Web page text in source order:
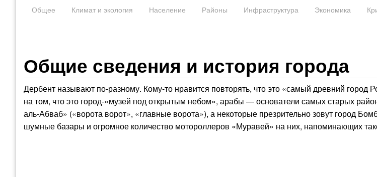
Общее Климат и экология Население Районы Инфраструктура Экономика
Общие сведения и история города
Дербент называют по-разному. Кому-то нравится повторять, что это «самый древний город
на том, что это город-«музей под открытым небом», арабы — основатели самых старых
аль-Абваб» («ворота ворот», «главные ворота»), а некоторые презрительно зовут город
шумные базары и огромное количество мотороллеров «Муравей» на них, напоминающих